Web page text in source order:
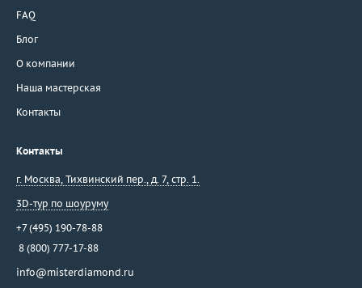
FAQ
Блог
О компании
Наша мастерская
Контакты
Контакты
г. Москва, Тихвинский пер., д. 7, стр. 1.
3D-тур по шоуруму
+7 (495) 190-78-88
8 (800) 777-17-88
info@misterdiamond.ru